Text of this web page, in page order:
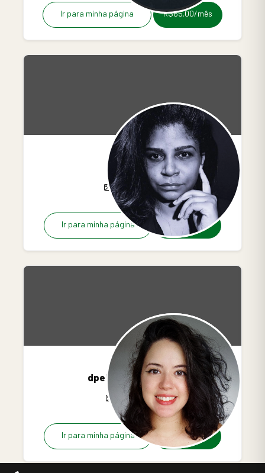
Ir para minha página R$65.00/mês
Uiara Mei
9 25 0
Ir para minha página R$19.90/mês
dpelakoskiilustra
2 0
Ir para minha página R$10.99/mês